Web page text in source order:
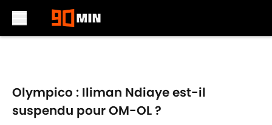
Olympico : Iliman Ndiaye est-il
suspendu pour OM-OL ?